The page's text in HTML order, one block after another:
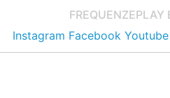
FREQUENZEPLAY
Instagram Facebook Youtube